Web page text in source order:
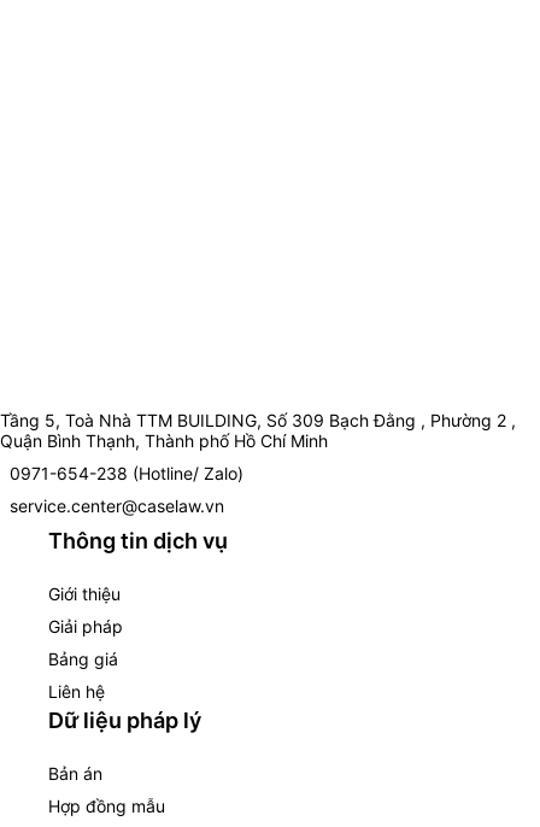
Tầng 5, Toà Nhà TTM BUILDING, Số 309 Bạch Đằng , Phường 2 ,
Quận Bình Thạnh, Thành phố Hồ Chí Minh
0971-654-238 (Hotline/ Zalo)
service.center@caselaw.vn
Thông tin dịch vụ
Giới thiệu
Giải pháp
Bảng giá
Liên hệ
Dữ liệu pháp lý
Bản án
Hợp đồng mẫu